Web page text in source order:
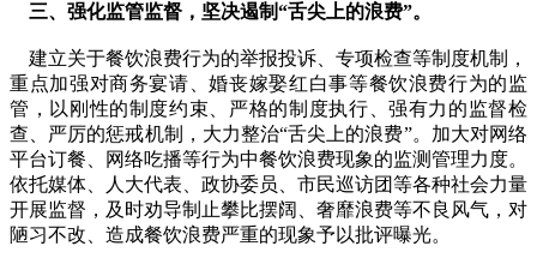
三、强化监管监督，坚决遏制“舌尖上的浪费”。
建立关于餐饮浪费行为的举报投诉、专项检查等制度机制，
重点加强对商务宴请、婚丧嫁娶红白事等餐饮浪费行为的监
管，以刚性的制度约束、严格的制度执行、强有力的监督检
查、严厉的惩戒机制，大力整治“舌尖上的浪费”。加大对网络
平台订餐、网络吃播等行为中餐饮浪费现象的监测管理力度。
依托媒体、人大代表、政协委员、市民巡访团等各种社会力量
开展监督，及时劝导制止攀比摆阔、奢靡浪费等不良风气，对
陋习不改、造成餐饮浪费严重的现象予以批评曝光。